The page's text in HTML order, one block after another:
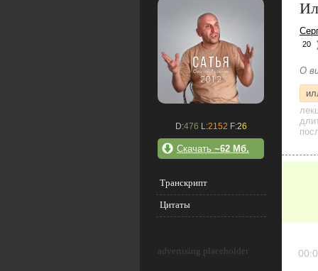
D:476 L:2152 F:26
Скачать ~62 Мб.
Транскрипт
Цитаты
advertising placeholder
20
О